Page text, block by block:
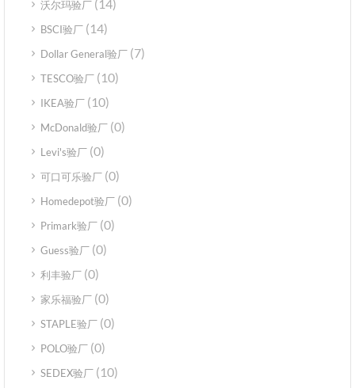
沃尔玛验厂 (14)
BSCI验厂 (14)
Dollar General验厂 (7)
TESCO验厂 (10)
IKEA验厂 (10)
McDonald验厂 (0)
Levi's验厂 (0)
可口可乐验厂 (0)
Homedepot验厂 (0)
Primark验厂 (0)
Guess验厂 (0)
利丰验厂 (0)
家乐福验厂 (0)
STAPLE验厂 (0)
POLO验厂 (0)
SEDEX验厂 (10)